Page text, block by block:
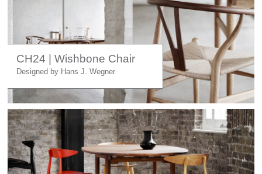
CH24 | Wishbone Chair
Designed by Hans J. Wegner